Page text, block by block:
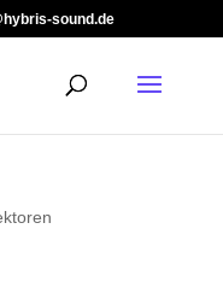
sound.de